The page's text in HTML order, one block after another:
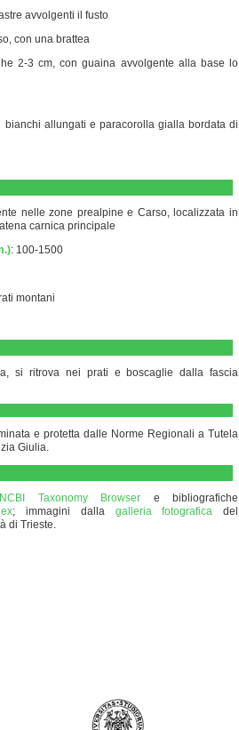
avvolgenti il fusto
con una brattea
2-3 cm, con guaina avvolgente alla base lo
bianchi allungati e paracorolla gialla bordata di
nelle zone prealpine e Carso, localizzata in
carnica principale
: 100-1500
montani
si ritrova nei prati e boscaglie dalla fascia
e protetta dalle Norme Regionali a Tutela
Giulia.
NCBI Taxonomy Browser e bibliografiche
; immagini dalla galleria fotografica del
di Trieste.